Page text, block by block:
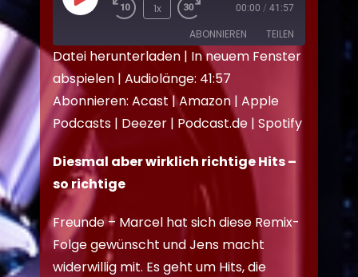
1x 00:00 / 41:57
ABONNIEREN TEILEN
Acast Amazon
Apple Podcasts Deezer
Podcast.de Spotify
RSS FEED
TEILEN
LINK
EMBED
Datei herunterladen | In neuem Fenster
abspielen | Audiolänge: 41:57
Abonnieren: Acast |Amazon | Apple
Podcasts | Deezer | Podcast.de | Spotify
Diesmal aber wirklich richtige Hits –
so richtige
Freunde – Marcel hat sich diese Remix-
Folge gewünscht und Jens macht
widerwillig mit. Es geht um Hits, die